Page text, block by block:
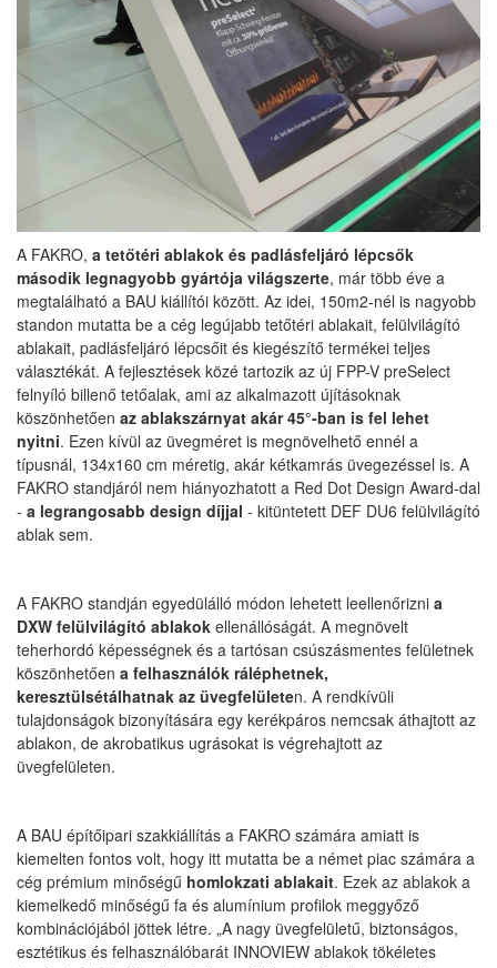
A FAKRO, a tetőtéri ablakok és padlásfeljáró lépcsők
második legnagyobb gyártója világszerte, már több éve a
megtalálható a BAU kiállítói között. Az idei, 150m2-nél is nagyobb
standon mutatta be a cég legújabb tetőtéri ablakait, felülvilágító
ablakait, padlásfeljáró lépcsőit és kiegészítő termékei teljes
választékát. A fejlesztések közé tartozik az új FPP-V preSelect
felnyíló billenő tetőalak, ami az alkalmazott újításoknak
köszönhetően az ablakszárnyat akár 45°-ban is fel lehet
nyitni. Ezen kívül az üvegméret is megnövelhető ennél a
típusnál, 134x160 cm méretig, akár kétkamrás üvegezéssel is. A
FAKRO standjáról nem hiányozhatott a Red Dot Design Award-dal
- a legrangosabb design díjjal - kitüntetett DEF DU6 felülvilágító
ablak sem.
A FAKRO standján egyedülálló módon lehetett leellenőrizni a
DXW felülvilágító ablakok ellenállóságát. A megnövelt
teherhordó képességnek és a tartósan csúszásmentes felületnek
köszönhetően a felhasználók ráléphetnek,
keresztülsétálhatnak az üvegfelületen. A rendkívüli
tulajdonságok bizonyítására egy kerékpáros nemcsak áthajtott az
ablakon, de akrobatikus ugrásokat is végrehajtott az
üvegfelületen.
A BAU építőipari szakkiállítás a FAKRO számára amiatt is
kiemelten fontos volt, hogy itt mutatta be a német piac számára a
cég prémium minőségű homlokzati ablakait. Ezek az ablakok a
kiemelkedő minőségű fa és alumínium profilok meggyőző
kombinációjából jöttek létre. „A nagy üvegfelületű, biztonságos,
esztétikus és felhasználóbarát INNOVIEW ablakok tökéletes